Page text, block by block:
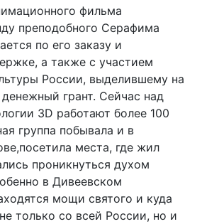
фильма
преподобного Серафима
по его заказу и
а также с участием
России, выделившему на
грант. Сейчас над
3D работают более 100
группа побывала и в
места, где жил
проникнуться духом
в Дивеевском
мощи святого и куда
только со всей России, но и